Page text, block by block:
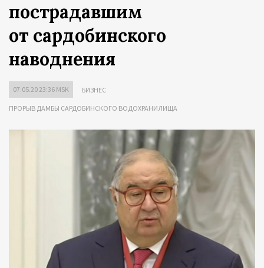
пострадавшим
от сардобинского
наводнения
07.05.20 23:36 MSK БИЗНЕС
ПРОРЫВ ДАМБЫ САРДОБИНСКОГО ВОДОХРАНИЛИЩА